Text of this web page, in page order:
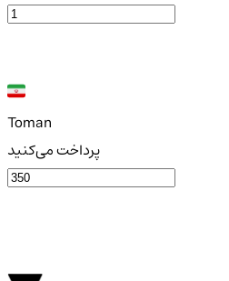
Toman
پرداخت می‌کنید